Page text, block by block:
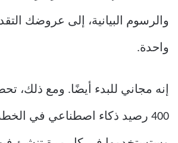
والرسوم البيانية، إلى عروضك
واحدة.
إنه مجاني للبدء أيضًا. ومع ذلك،
400 رصيد ذكاء اصطناعي في